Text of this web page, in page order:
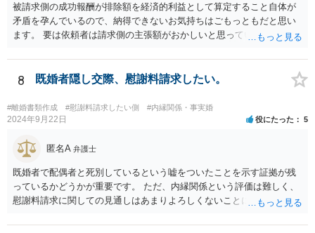
被請求側の成功報酬が排除額を経済的利益として算定すること自体が
矛盾を孕んでいるので、納得できないお気持ちはごもっともだと思い
ます。 要は依頼者は請求側の主張額がおかしいと思っているからこそ
しておきながら、成功報酬の請求の段になるとその「おかしい」請求
側の主張額を基準にして排除額を経済的利益として成功報酬を算定す
るのは、二枚舌との誹りを受けても仕方がない面もあるように思いま
す。 ですので、被請求側の弁護士は、タイムチャージを併用したり、
対応継続月毎に報酬を受けたり、出廷日当で調整したり、できるだけ
いますが、そうなってくると弁護士に勝訴インセンティブが働きにく
くなるのがなかなか難しいところです。 二枚舌を避けつつ、勝訴イン
センティブも確保するためには、請求側の主張額を鵜呑みにした排除
額ベースとするのではなく、弁護士として反対の立場であれば、２～
３割くらいの確率で認められそうな金額がいくらくらいかを提示した
8 既婚者隠し交際、慰謝料請求したい。
#離婚書類作成 #慰謝料請求したい側 #内縁関係・事実婚
2024年9月22日 役にたった 5
匿名A 弁護士
既婚者で配偶者と死別しているという嘘をついたことを示す証拠が残
っているかどうかが重要です。 ただ、内縁関係という評価は難しく、
慰謝料請求に関しての見通しはあまりよろしくないことにご留意なさ